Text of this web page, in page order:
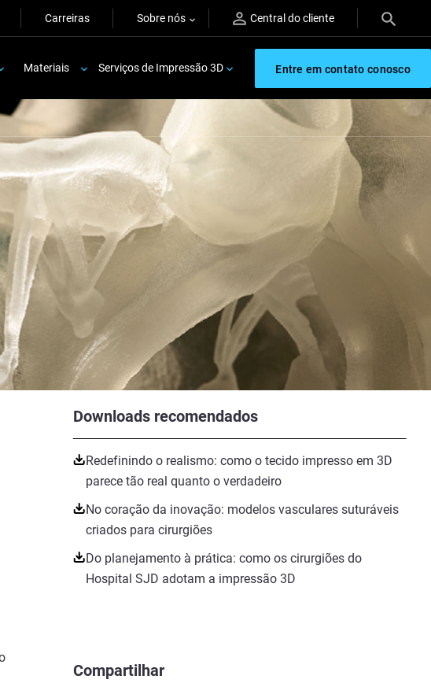
Carreiras Sobre nós Central do cliente
Materiais Serviços de Impressão 3D Entre em contato conosco
Downloads recomendados
Redefinindo o realismo: como o tecido impresso em 3D
parece tão real quanto o verdadeiro
No coração da inovação: modelos vasculares suturáveis
criados para cirurgiões
Do planejamento à prática: como os cirurgiões do
Hospital SJD adotam a impressão 3D
Compartilhar